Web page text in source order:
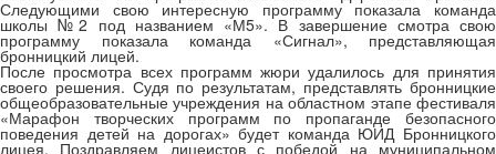
Следующими свою интересную программу показала команда
школы №2 под названием «М5». В завершение смотра свою
программу показала команда «Сигнал», представляющая
бронницкий лицей.
После просмотра всех программ жюри удалилось для принятия
своего решения. Судя по результатам, представлять бронницкие
общеобразовательные учреждения на областном этапе фестиваля
«Марафон творческих программ по пропаганде безопасного
поведения детей на дорогах» будет команда ЮИД Бронницкого
лицея. Поздравляем лицеистов с победой на муниципальном